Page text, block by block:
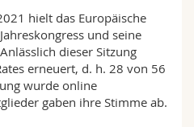
hielt das Europäische
und seine
dieser Sitzung
erneuert, d. h. 28 von 56
wurde online
gaben ihre Stimme ab.